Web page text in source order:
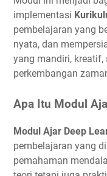
implementasi
pembelajaran yang
nyata, dan
yang mandiri,
perkembangan
Apa Itu Modul
Modul Ajar Deep
pembelajaran yang
pemahaman